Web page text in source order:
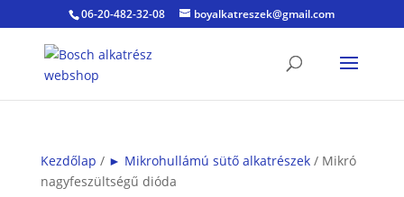
06-20-482-32-08 boyalkatreszek@gmail.com
Kezdőlap / ► Mikrohullámú sütő alkatrészek/ Mikró
nagyfeszültségű dióda